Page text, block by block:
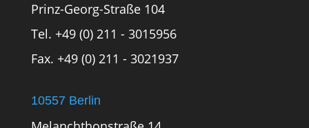
Prinz-Georg-Straße 104
Tel. +49 (0) 211 - 3015956
Fax. +49 (0) 211 - 3021937
10557 Berlin